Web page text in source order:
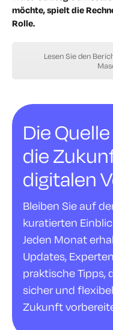
möchte, spielt die
Rolle.
Lesen Sie den
Die
die
digitalen
Bleiben Sie auf
kuratierten
Jeden Monat
Updates,
praktische Tipps,
sicher und
Zukunft